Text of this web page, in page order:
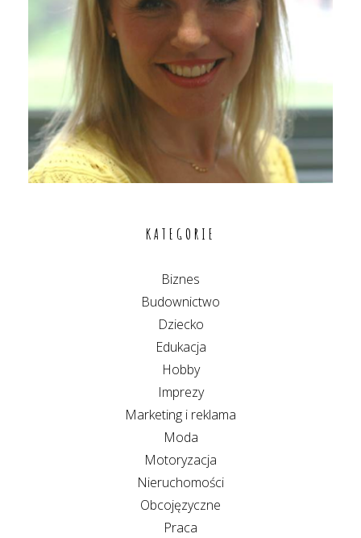
KATEGORIE
Biznes
Budownictwo
Dziecko
Edukacja
Hobby
Imprezy
Marketing i reklama
Moda
Motoryzacja
Nieruchomości
Obcojęzyczne
Praca